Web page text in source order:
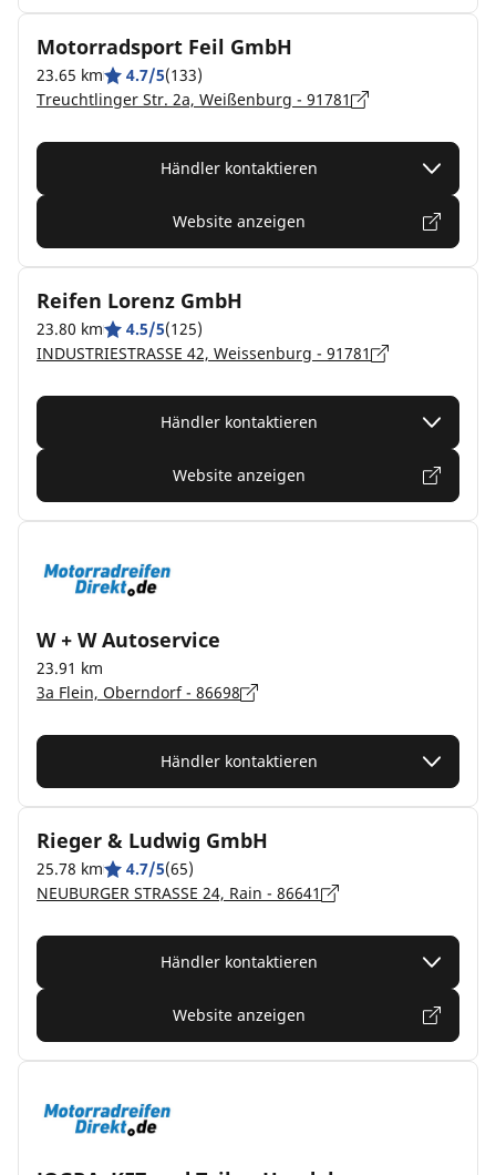
Motorradsport Feil GmbH
23.65 km 4.7/5(133)
Treuchtlinger Str. 2a, Weißenburg - 91781
Händler kontaktieren
Website anzeigen
Reifen Lorenz GmbH
23.80 km 4.5/5(125)
INDUSTRIESTRASSE 42, Weissenburg - 91781
Händler kontaktieren
Website anzeigen
W + W Autoservice
23.91 km
3a Flein, Oberndorf - 86698
Händler kontaktieren
Rieger & Ludwig GmbH
25.78 km 4.7/5(65)
NEUBURGER STRASSE 24, Rain - 86641
Händler kontaktieren
Website anzeigen